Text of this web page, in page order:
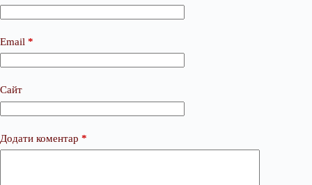
Email *
Сайт
Додати коментар *